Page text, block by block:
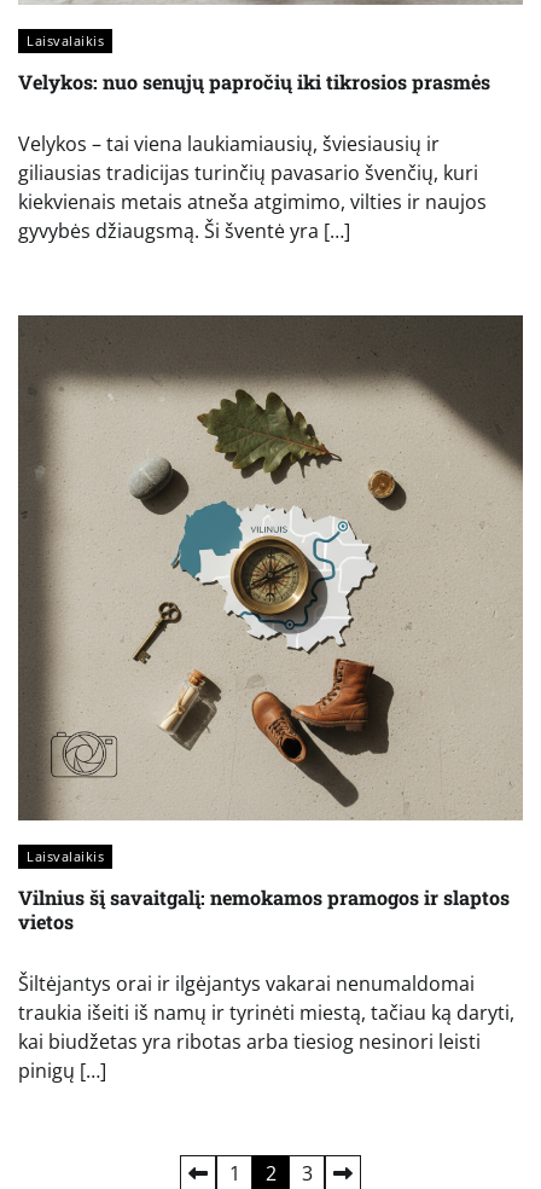
Laisvalaikis
Velykos: nuo senųjų papročių iki tikrosios prasmės
Velykos – tai viena laukiamiausių, šviesiausių ir
giliausias tradicijas turinčių pavasario švenčių, kuri
kiekvienais metais atneša atgimimo, vilties ir naujos
gyvybės džiaugsmą. Ši šventė yra […]
Laisvalaikis
Vilnius šį savaitgalį: nemokamos pramogos ir slaptos
vietos
Šiltėjantys orai ir ilgėjantys vakarai nenumaldomai
traukia išeiti iš namų ir tyrinėti miestą, tačiau ką daryti,
kai biudžetas yra ribotas arba tiesiog nesinori leisti
pinigų […]
1 2 3